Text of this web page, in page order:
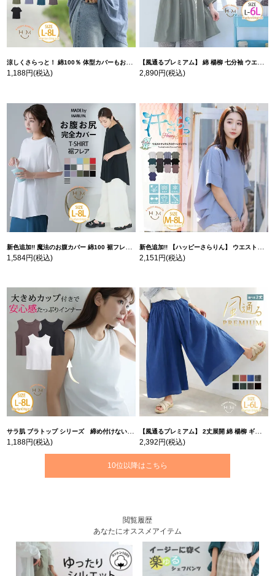
涼しくさらっと！ 綿100％ 体型カバーもお洒落も叶える 風合いコットン ゆるシルエット ドルマン | 大きいサイズの通販ならハッピーマリリン
1,188円(税込)
【風通るプレミアム】 綿 楊柳 七分袖 ウエストギャザー ブラウス | 大きいサイズの通販ならハッピーマリリン
2,890円(税込)
新色追加!! 魔法のお腹カバー 綿100 裾フレア Tシャツ | 大きいサイズの通販ならハッピーマリリン
1,584円(税込)
新色追加!! 【ハッピーさらりん】 ウエストタック入り スッキリ魅せ コクーントップス | 大きいサイズの通販ならハッピーマリリン
2,151円(税込)
サラ肌 ブラトップ シリーズ 締め付けない リブ タンクトップ | 大きいサイズの通販ならハッピーマリリン
1,188円(税込)
【風通るプレミアム】 2丈展開 綿 楊柳 ギャザー フレア スカンツ 【ウェストゴム】 | 大きいサイズの通販ならハッピーマリリン
2,392円(税込)
10位以降はこちら
閲覧履歴
あなたにオススメアイテム